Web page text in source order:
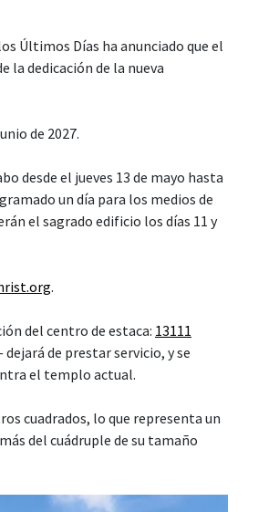
Últimos Días ha anunciado que el
la dedicación de la nueva
de 2027.
desde el jueves 13 de mayo hasta
un día para los medios de
el sagrado edificio los días 11 y
.
del centro de estaca: 13111
dejará de prestar servicio, y se
el templo actual.
cuadrados, lo que representa un
del cuádruple de su tamaño